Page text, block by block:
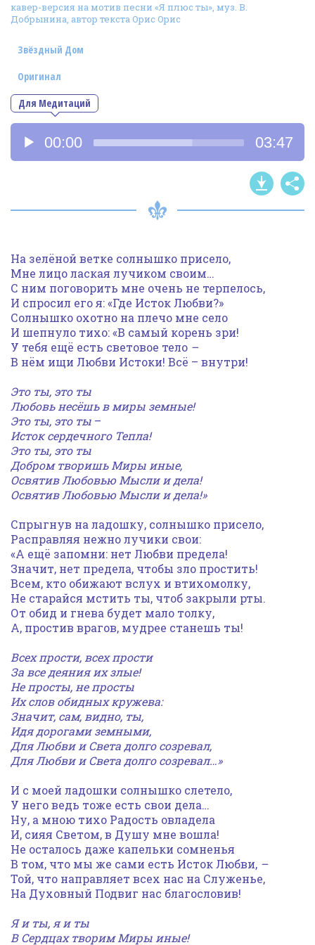
Фотогалерея
In English
Видео
Ииссиидиология
Номера песен
кавер-версия на мотив песни «Я плюс ты», муз. В.
Добрынина, автор текста Орис Орис
Для Медитаций
Звёздный Дом
Оригинал
Аудиоплеер
00:00 03:47
На зелёной ветке солнышко присело,
Мне лицо лаская лучиком своим…
С ним поговорить мне очень не терпелось,
И спросил его я: «Где Исток Любви?»
Солнышко охотно на плечо мне село
И шепнуло тихо: «В самый корень зри!
У тебя ещё есть световое тело –
В нём ищи Любви Истоки! Всё – внутри!
Это ты, это ты
Любовь несёшь в миры земные!
Это ты, это ты –
Исток сердечного Тепла!
Это ты, это ты
Добром творишь Миры иные,
Освятив Любовью Мысли и дела!
Освятив Любовью Мысли и дела!»
Спрыгнув на ладошку, солнышко присело,
Расправляя нежно лучики свои:
«А ещё запомни: нет Любви предела!
Значит, нет предела, чтобы зло простить!
Всем, кто обижают вслух и втихомолку,
Не старайся мстить ты, чтоб закрыли рты.
От обид и гнева будет мало толку,
А, простив врагов, мудрее станешь ты!
Всех прости, всех прости
За все деяния их злые!
Не просты, не просты
Их слов обидных кружева:
Значит, сам, видно, ты,
Идя дорогами земными,
Для Любви и Света долго созревал,
Для Любви и Света долго созревал…»
И с моей ладошки солнышко слетело,
У него ведь тоже есть свои дела…
Ну, а мною тихо Радость овладела
И, сияя Светом, в Душу мне вошла!
Не осталось даже капельки сомненья
В том, что мы же сами есть Исток Любви, –
Той, что направляет всех нас на Служенье,
На Духовный Подвиг нас благословив!
Я и ты, я и ты
В Сердцах творим Миры иные!